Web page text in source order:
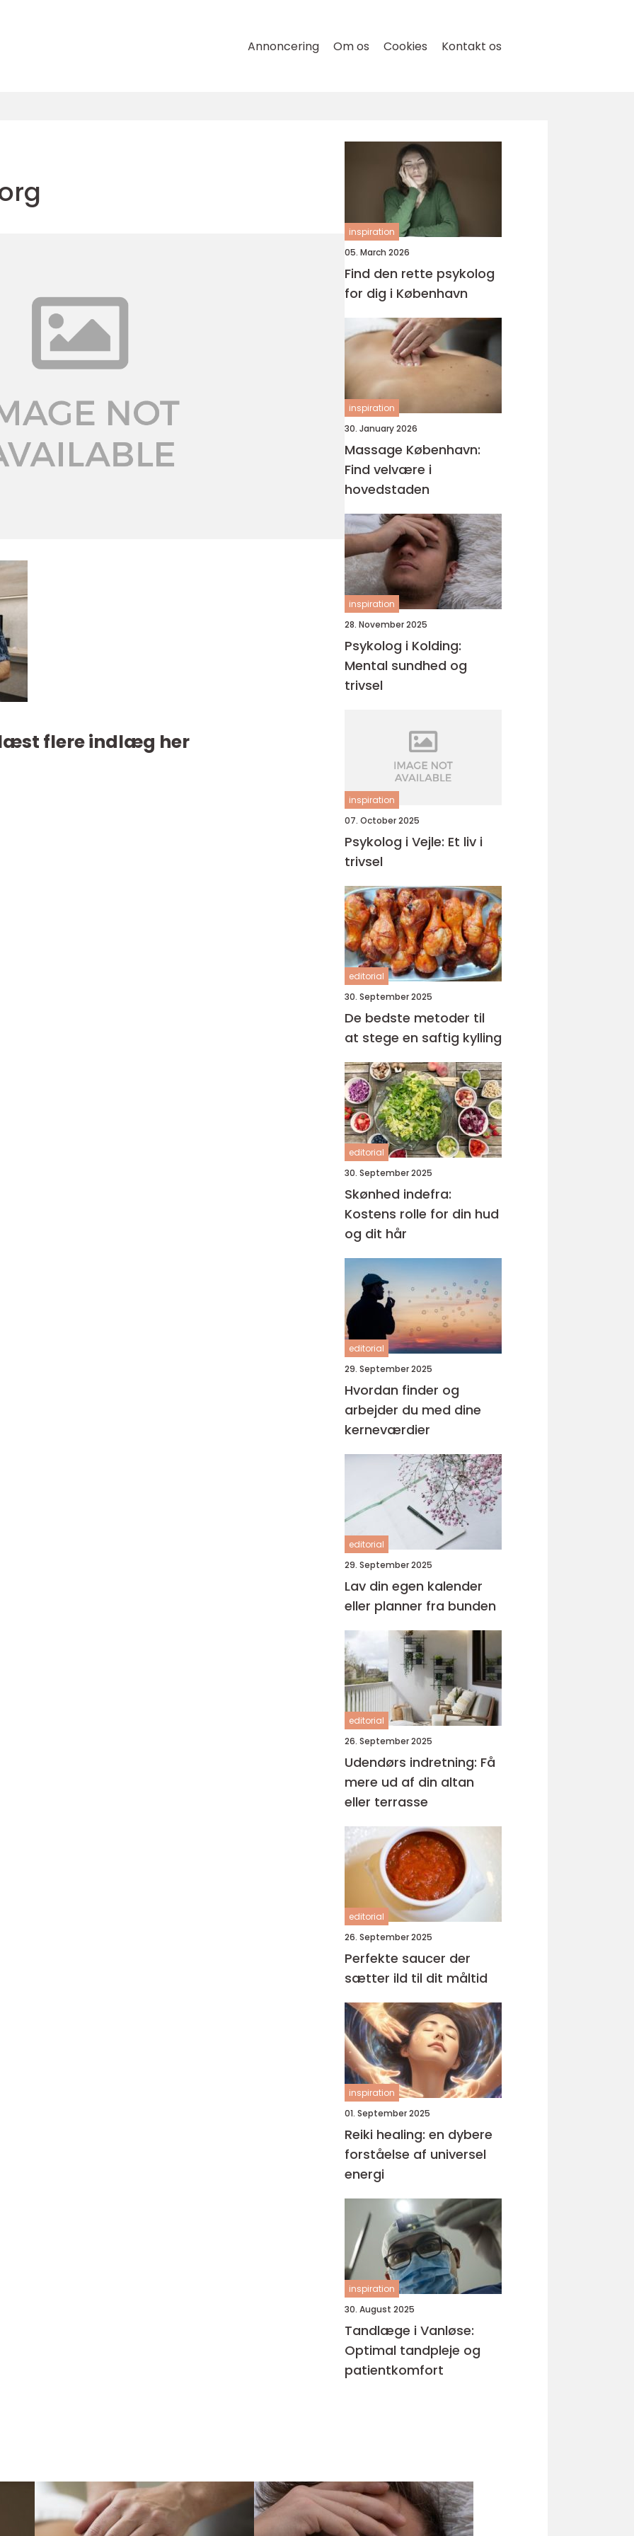
Annoncering Om os Cookies Kontakt os
flere indlæg her
inspiration
05. March 2026
Find den rette psykolog
for dig i København
inspiration
30. January 2026
Massage København:
Find velvære i
hovedstaden
inspiration
28. November 2025
Psykolog i Kolding:
Mental sundhed og
trivsel
inspiration
07. October 2025
Psykolog i Vejle: Et liv i
trivsel
editorial
30. September 2025
De bedste metoder til
at stege en saftig kylling
editorial
30. September 2025
Skønhed indefra:
Kostens rolle for din hud
og dit hår
editorial
29. September 2025
Hvordan finder og
arbejder du med dine
kerneværdier
editorial
29. September 2025
Lav din egen kalender
eller planner fra bunden
editorial
26. September 2025
Udendørs indretning: Få
mere ud af din altan
eller terrasse
editorial
26. September 2025
Perfekte saucer der
sætter ild til dit måltid
inspiration
01. September 2025
Reiki healing: en dybere
forståelse af universel
energi
inspiration
30. August 2025
Tandlæge i Vanløse:
Optimal tandpleje og
patientkomfort